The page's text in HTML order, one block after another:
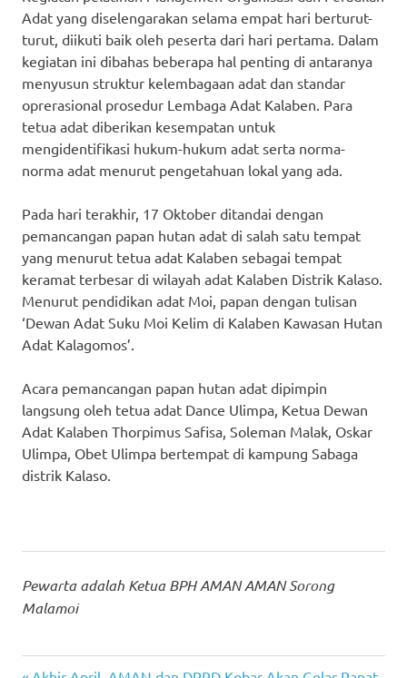
Adat yang diselengarakan selama empat hari berturut-
turut, diikuti baik oleh peserta dari hari pertama. Dalam
kegiatan ini dibahas beberapa hal penting di antaranya
menyusun struktur kelembagaan adat dan standar
oprerasional prosedur Lembaga Adat Kalaben. Para
tetua adat diberikan kesempatan untuk
mengidentifikasi hukum-hukum adat serta norma-
norma adat menurut pengetahuan lokal yang ada.
Pada hari terakhir, 17 Oktober ditandai dengan
pemancangan papan hutan adat di salah satu tempat
yang menurut tetua adat Kalaben sebagai tempat
keramat terbesar di wilayah adat Kalaben Distrik Kalaso.
Menurut pendidikan adat Moi, papan dengan tulisan
‘Dewan Adat Suku Moi Kelim di Kalaben Kawasan Hutan
Adat Kalagomos’.
Acara pemancangan papan hutan adat dipimpin
langsung oleh tetua adat Dance Ulimpa, Ketua Dewan
Adat Kalaben Thorpimus Safisa, Soleman Malak, Oskar
Ulimpa, Obet Ulimpa bertempat di kampung Sabaga
distrik Kalaso.
Pewarta adalah Ketua BPH AMAN AMAN Sorong
Malamoi